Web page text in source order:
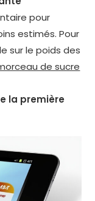
pour
estimés. Pour
sur le poids des
de sucre
la première